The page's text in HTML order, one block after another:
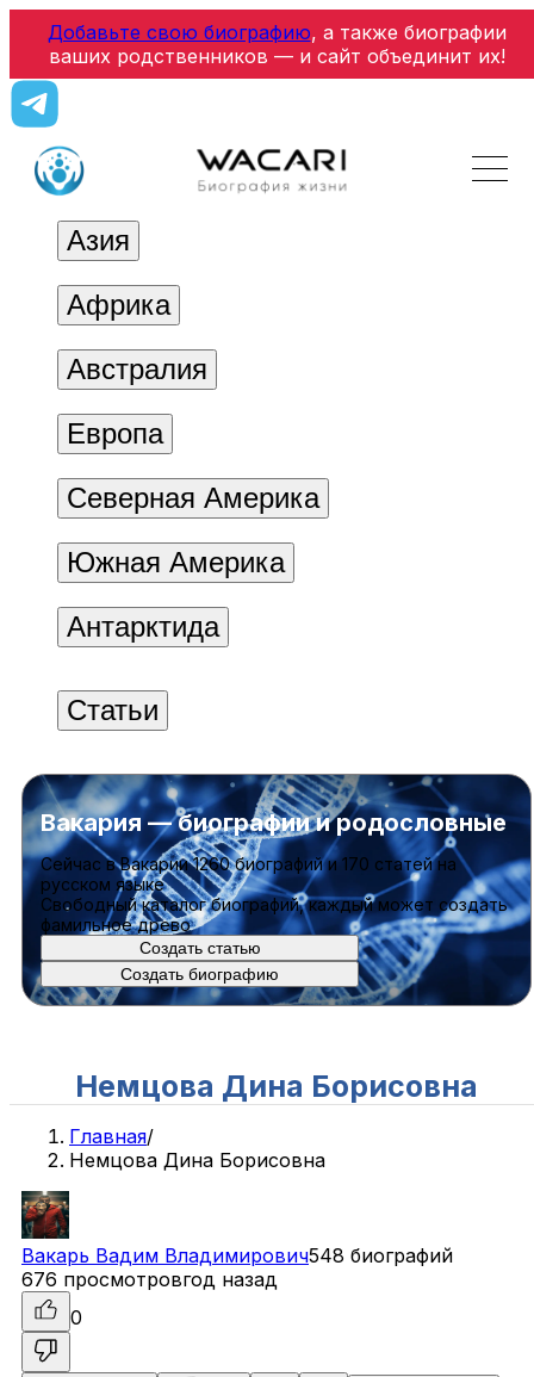
Добавьте свою биографию, а также биографии
ваших родственников — и сайт объединит их!
Азия
Африка
Австралия
Европа
Северная Америка
Южная Америка
Антарктида
Статьи
Вакария — биографии и родословные
Cейчас в Вакарии1260 биографийи170 статейна
русском языке
Свободный каталог биографий, каждый может создать
фамильное древо
Создать статью
Создать биографию
Немцова Дина Борисовна
Главная/
Немцова Дина Борисовна
Вакарь Вадим Владимирович548 биографий
676 просмотровгод назад
0